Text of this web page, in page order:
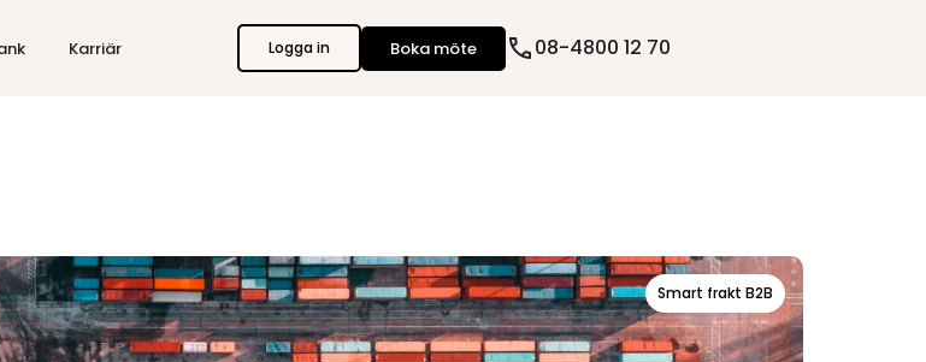
Karriär Logga in Boka möte 08-4800 12 70
Smart frakt B2B